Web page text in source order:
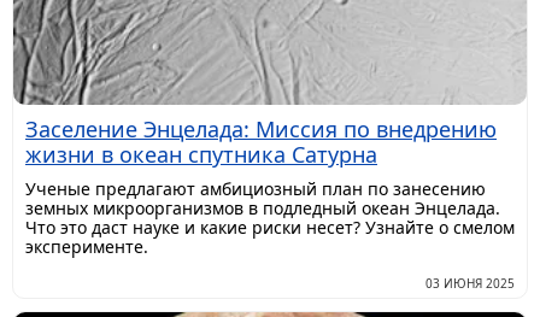
Заселение Энцелада: Миссия по внедрению
жизни в океан спутника Сатурна
Ученые предлагают амбициозный план по занесению
земных микроорганизмов в подледный океан Энцелада.
Что это даст науке и какие риски несет? Узнайте о смелом
эксперименте.
03 ИЮНЯ 2025